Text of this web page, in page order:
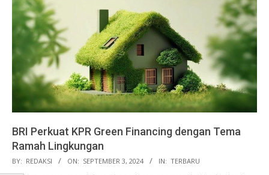
BRI Perkuat KPR Green Financing dengan Tema
Ramah Lingkungan
2024-
BY: REDAKSI ON: SEPTEMBER 3, 2024 IN: TERBARU